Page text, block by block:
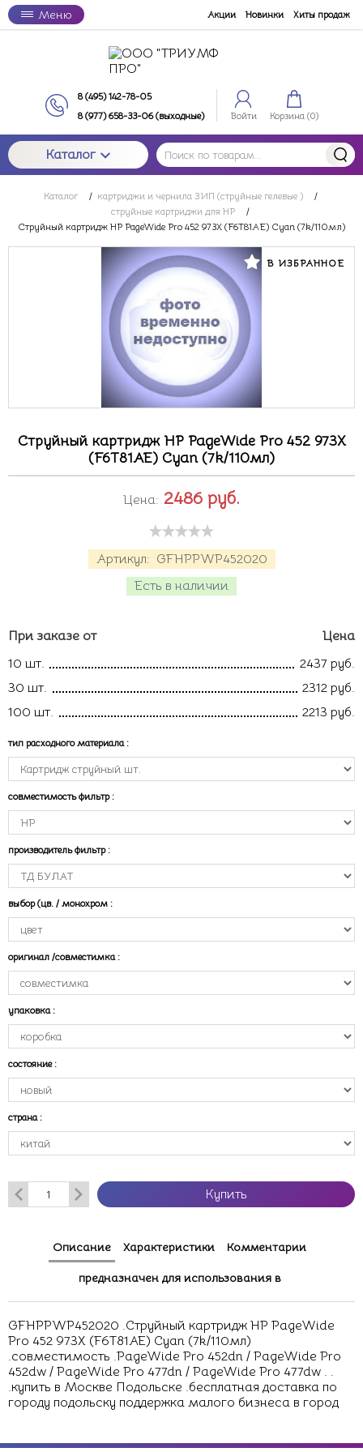
Меню Акции Новинки Хиты продаж
8 (495) 142-78-05
8 (977) 658-33-06 (выходные)
Войти Корзина (0)
Каталог
Каталог / картриджи и чернила ЗИП (струйные гелевые )
/
струйные картриджи для HP
/
Струйный картридж HP PageWide Pro 452 973X (F6T81AE) Cyan (7k/110мл)
В ИЗБРАННОЕ
Струйный картридж HP PageWide Pro 452 973X
(F6T81AE) Cyan (7k/110мл)
Артикул: GFHPPWP452020
Есть в наличии
Цена: 2486 руб.
При заказе от
Цена
10 шт.
2437 руб.
30 шт.
2312 руб.
100 шт.
2213 руб.
тип расходного материала :
совместимость фильтр :
производитель фильтр :
выбор (цв. / монохром :
оригинал /совместимка :
упаковка :
состояние :
страна :
Купить
Описание Характеристики Комментарии
предназначен для использования в
GFHPPWP452020 .Струйный картридж HP PageWide
Pro 452 973X (F6T81AE) Cyan (7k/110мл)
.совместимость .PageWide Pro 452dn / PageWide Pro
452dw / PageWide Pro 477dn / PageWide Pro 477dw . .
.купить в Москве Подольске .бесплатная доставка по
городу подольску поддержка малого бизнеса в город